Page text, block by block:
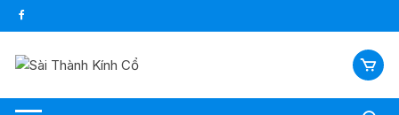
Chuyển
tới
nội
dung